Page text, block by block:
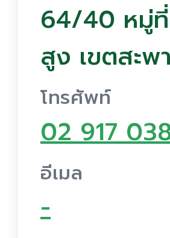
64/40 หมู่
สูง เขตสะ
โทรศัพท์
02 917
อีเมล
-